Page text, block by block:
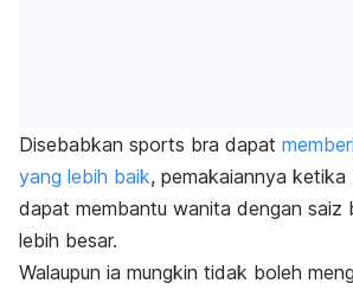
Disebabkan sports bra dapat
yang lebih baik, pemakaiannya ketika
dapat membantu wanita dengan saiz
lebih besar.
Walaupun ia mungkin tidak boleh